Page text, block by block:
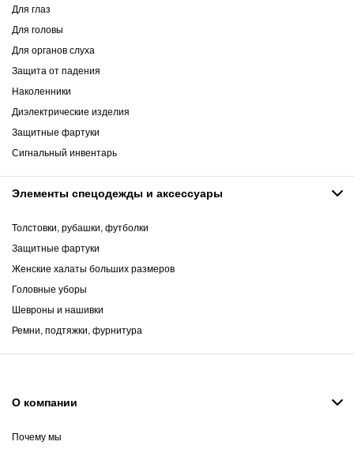
Для глаз
Для головы
Для органов слуха
Защита от падения
Наколенники
Диэлектрические изделия
Защитные фартуки
Сигнальный инвентарь
Элементы спецодежды и аксессуары
Толстовки, рубашки, футболки
Защитные фартуки
Женские халаты больших размеров
Головные уборы
Шевроны и нашивки
Ремни, подтяжки, фурнитура
О компании
Почему мы